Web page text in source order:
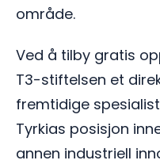
område.
Ved å tilby gratis
T3-stiftelsen et
fremtidige
Tyrkias posisjon
annen industriell